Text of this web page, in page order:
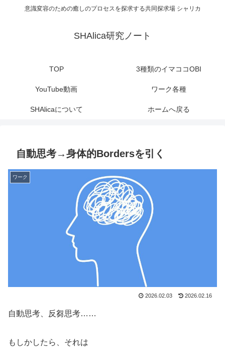
意識変容のための癒しのプロセスを探求する共同探求場 シャリカ
SHAlica研究ノート
TOP 3種類のイマココOBI
YouTube動画 ワーク各種
SHAlicaについて ホームへ戻る
自動思考→身体的Bordersを引く
ワーク
2026.02.03 2026.02.16
自動思考、反芻思考……
もしかしたら、それは